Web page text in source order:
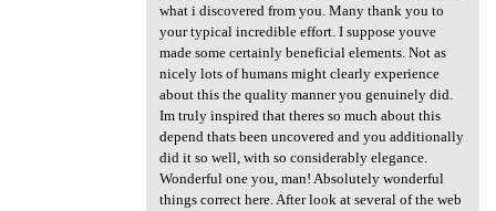
what i discovered from you. Many thank you to
your typical incredible effort. I suppose youve
made some certainly beneficial elements. Not as
nicely lots of humans might clearly experience
about this the quality manner you genuinely did.
Im truly inspired that theres so much about this
depend thats been uncovered and you additionally
did it so well, with so considerably elegance.
Wonderful one you, man! Absolutely wonderful
things correct here. After look at several of the web